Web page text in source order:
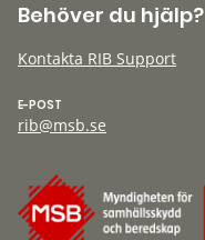
Behöver du hjälp?
Kontakta RIB Support
E-POST
rib@msb.se